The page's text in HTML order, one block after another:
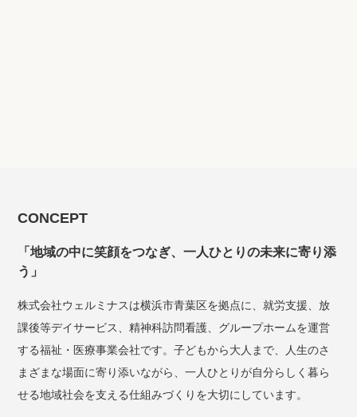
CONCEPT
「地域の中に笑顔をつなぎ、一人ひとりの未来に寄り添
う」
株式会社ウェルミナスは横浜市青葉区を拠点に、就労支援、放
課後等デイサービス、精神科訪問看護、グループホームを運営
する福祉・医療事業会社です。子どもから大人まで、人生のさ
まざまな場面に寄り添いながら、一人ひとりが自分らしく暮ら
せる地域社会を支える仕組みづくりを大切にしています。